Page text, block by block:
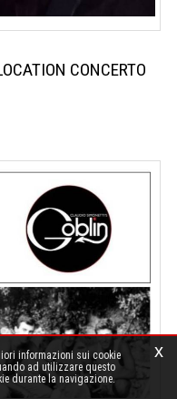
CONCERTO
x
informazioni sui cookie
ad utilizzare questo
durante la navigazione.